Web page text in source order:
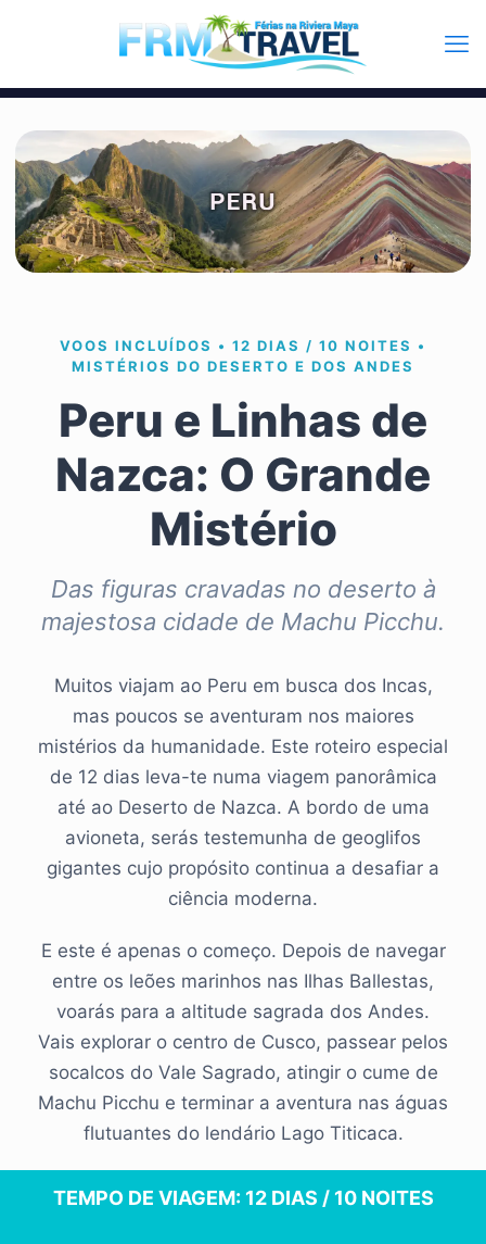
VOOS INCLUÍDOS • 12 DIAS / 10 NOITES •
MISTÉRIOS DO DESERTO E DOS ANDES
Peru e Linhas de
Nazca: O Grande
Mistério
Das figuras cravadas no deserto à
majestosa cidade de Machu Picchu.
Muitos viajam ao Peru em busca dos Incas,
mas poucos se aventuram nos maiores
mistérios da humanidade. Este roteiro especial
de 12 dias leva-te numa viagem panorâmica
até ao Deserto de Nazca. A bordo de uma
avioneta, serás testemunha de geoglifos
gigantes cujo propósito continua a desafiar a
ciência moderna.
E este é apenas o começo. Depois de navegar
entre os leões marinhos nas Ilhas Ballestas,
voarás para a altitude sagrada dos Andes.
Vais explorar o centro de Cusco, passear pelos
socalcos do Vale Sagrado, atingir o cume de
Machu Picchu e terminar a aventura nas águas
flutuantes do lendário Lago Titicaca.
TEMPO DE VIAGEM: 12 DIAS / 10 NOITES